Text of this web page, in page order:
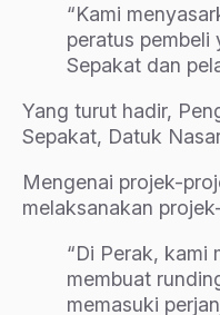
“Kami
peratus pembeli
Sepakat dan
Yang turut hadir,
Sepakat, Datuk
Mengenai projek-
melaksanakan
“Di Perak, kami
membuat
memasuki